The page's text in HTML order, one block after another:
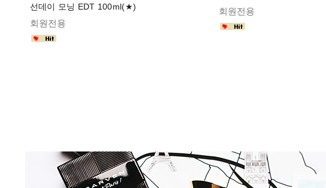
선데이 모닝 EDT 100ml(★)
회원전용
회원전용